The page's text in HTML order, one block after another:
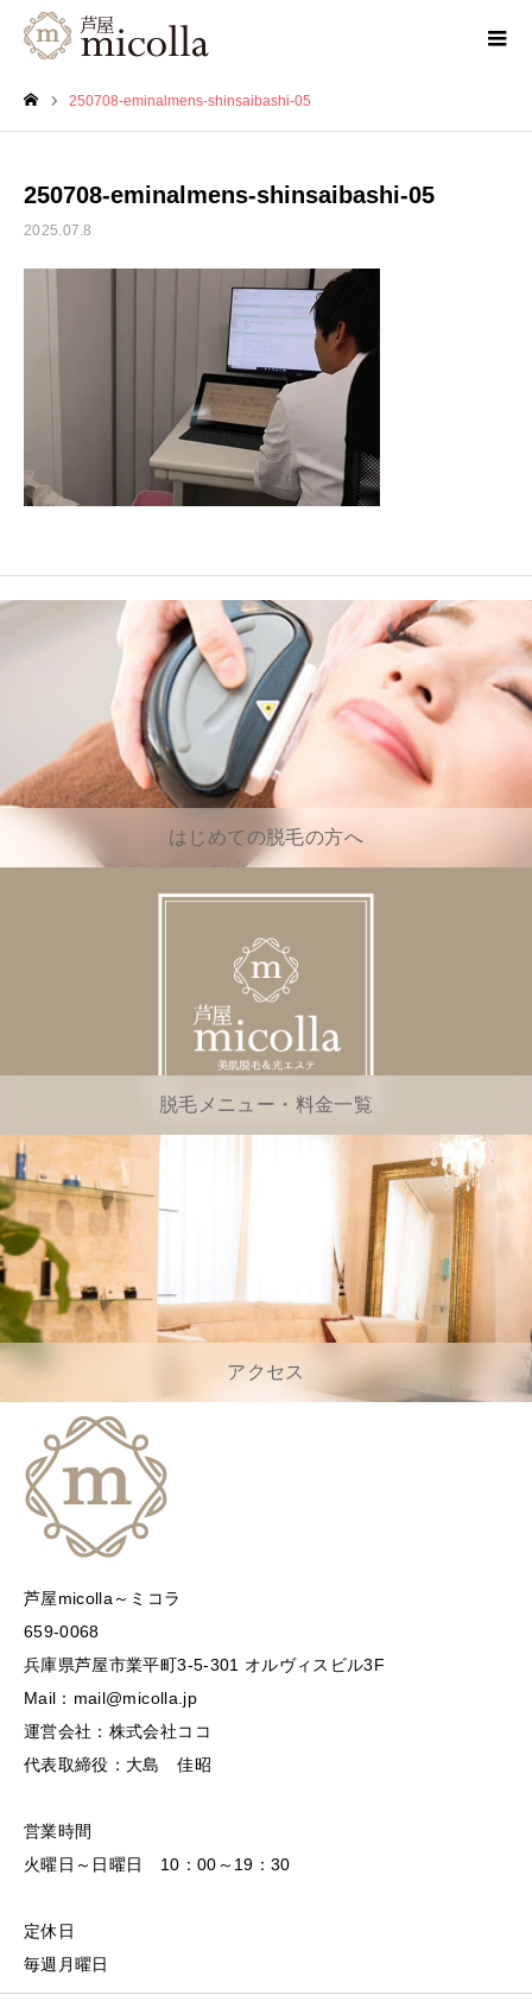
250708-eminalmens-shinsaibashi-05
250708-eminalmens-shinsaibashi-05
2025.07.8
はじめての脱毛の方へ
脱毛メニュー・料金一覧
アクセス
芦屋micolla～ミコラ
659-0068
兵庫県芦屋市業平町3-5-301 オルヴィスビル3F
Mail：mail@micolla.jp
運営会社：株式会社ココ
代表取締役：大島 佳昭
営業時間
火曜日～日曜日 10：00～19：30
定休日
毎週月曜日